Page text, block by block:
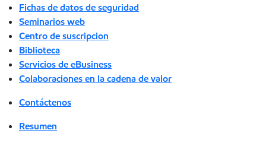
Fichas de datos de seguridad
Seminarios web
Centro de suscripcion
Biblioteca
Servicios de eBusiness
Colaboraciones en la cadena de valor
Contáctenos
Resumen